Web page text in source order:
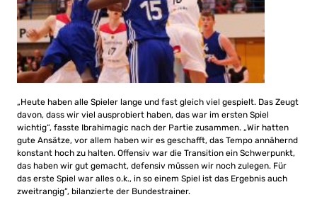
„Heute haben alle Spieler lange und fast gleich viel gespielt. Das Zeugt
davon, dass wir viel ausprobiert haben, das war im ersten Spiel
wichtig“, fasste Ibrahimagic nach der Partie zusammen. „Wir hatten
gute Ansätze, vor allem haben wir es geschafft, das Tempo annähernd
konstant hoch zu halten. Offensiv war die Transition ein Schwerpunkt,
das haben wir gut gemacht, defensiv müssen wir noch zulegen. Für
das erste Spiel war alles o.k., in so einem Spiel ist das Ergebnis auch
zweitrangig“, bilanzierte der Bundestrainer.